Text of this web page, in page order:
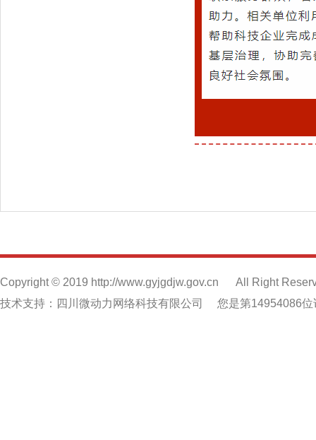
Copyright © 2019 http://www.gyjgdjw.gov.cn
All Right
技术支持：四川微动力网络科技有限公司
您是第14954086位